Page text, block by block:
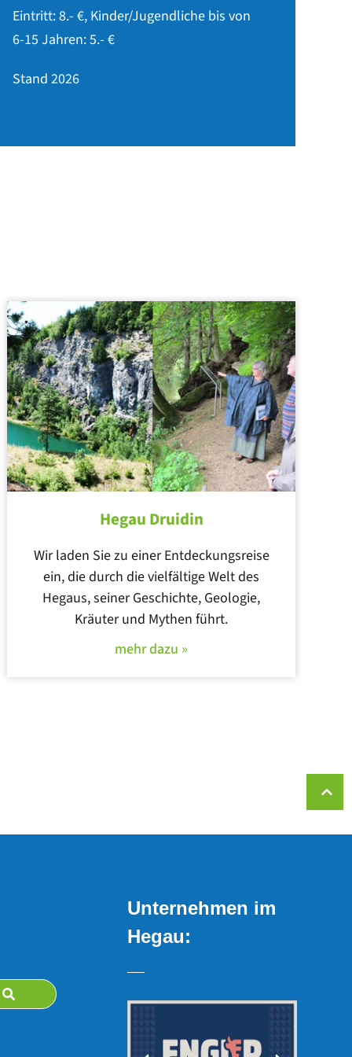
Eintritt: 8.- €, Kinder/Jugendliche bis von
6-15 Jahren: 5.- €
Stand 2026
Hegau Druidin
Wir laden Sie zu einer Entdeckungsreise
ein, die durch die vielfältige Welt des
Hegaus, seiner Geschichte, Geologie,
Kräuter und Mythen führt.
mehr dazu »
Unternehmen im
Hegau: